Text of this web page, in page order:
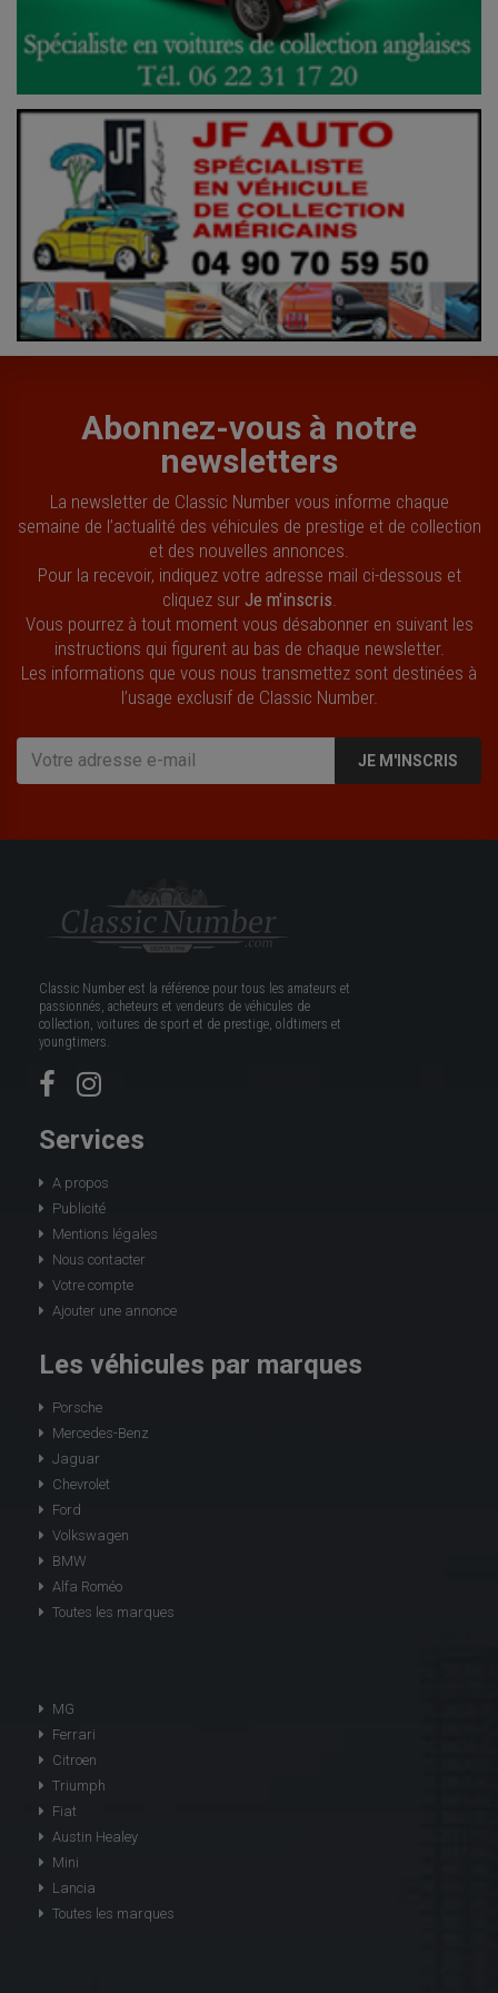
Abonnez-vous à notre
newsletters
La newsletter de Classic Number vous informe chaque
semaine de l’actualité des véhicules de prestige et de collection
et des nouvelles annonces.
Pour la recevoir, indiquez votre adresse mail ci-dessous et
cliquez sur Je m'inscris
Vous pourrez à tout moment vous désabonner en suivant les
instructions qui figurent au bas de chaque newsletter.
Les informations que vous nous transmettez sont destinées à
l’usage exclusif de Classic Number.
JE M'INSCRIS
Classic Number est la référence pour tous les amateurs et
passionnés, acheteurs et vendeurs de véhicules de
collection, voitures de sport et de prestige, oldtimers et
youngtimers.
Services
A propos
Publicité
Mentions légales
Nous contacter
Votre compte
Ajouter une annonce
Les véhicules par marques
Porsche
Mercedes-Benz
Jaguar
Chevrolet
Ford
Volkswagen
BMW
Alfa Roméo
Toutes les marques
MG
Ferrari
Citroen
Triumph
Fiat
Austin Healey
Mini
Lancia
Toutes les marques